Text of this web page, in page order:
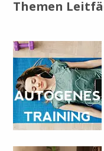
Themen